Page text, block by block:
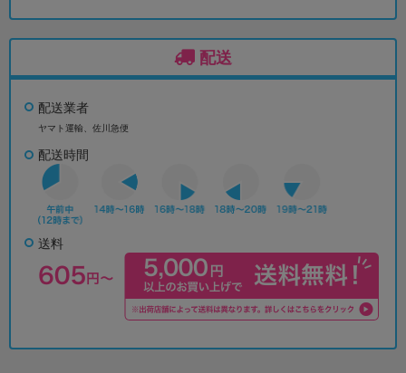
配送
配送業者
ヤマト運輸、佐川急便
配送時間
送料